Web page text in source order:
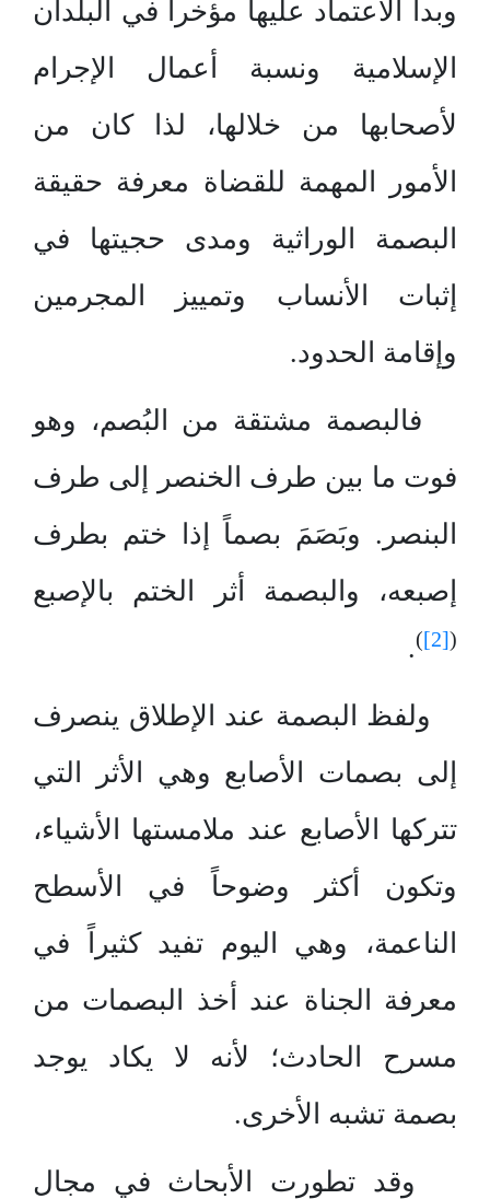
وبدأ الاعتماد عليها مؤخراً في البلدان
الإسلامية ونسبة أعمال الإجرام
لأصحابها من خلالها، لذا كان من
الأمور المهمة للقضاة معرفة حقيقة
البصمة الوراثية ومدى حجيتها في
إثبات الأنساب وتمييز المجرمين
وإقامة الحدود.
فالبصمة مشتقة من البُصم، وهو
فوت ما بين طرف الخنصر إلى طرف
البنصر. وبَصَمَ بصماً إذا ختم بطرف
إصبعه، والبصمة أثر الختم بالإصبع
(
[2]
)
.
ولفظ البصمة عند الإطلاق ينصرف
إلى بصمات الأصابع وهي الأثر التي
تتركها الأصابع عند ملامستها الأشياء،
وتكون أكثر وضوحاً في الأسطح
الناعمة، وهي اليوم تفيد كثيراً في
معرفة الجناة عند أخذ البصمات من
مسرح الحادث؛ لأنه لا يكاد يوجد
بصمة تشبه الأخرى.
وقد تطورت الأبحاث في مجال